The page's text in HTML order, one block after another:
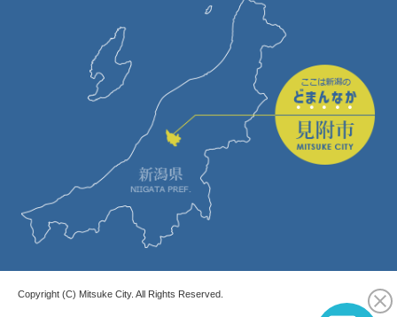
Copyright (C) Mitsuke City. All Rights Reserved.